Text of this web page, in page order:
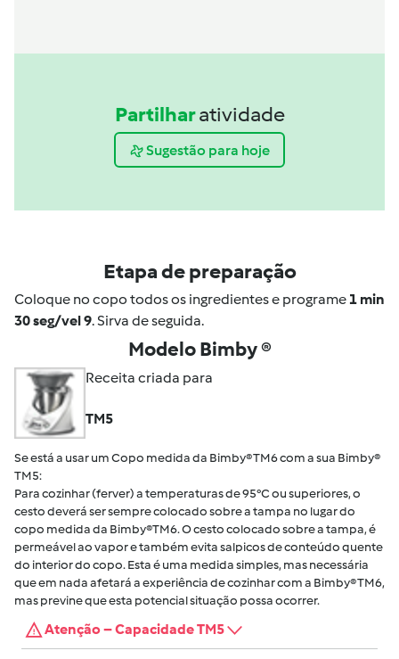
Partilharatividade
Sugestão para hoje
Etapa de preparação
Coloque no copo todos os ingredientes e programe 1 min
30 seg/vel 9. Sirva de seguida.
Modelo Bimby ®
Receita criada para
TM5
Se está a usar um Copo medida da Bimby® TM6 com a sua Bimby®
TM5:
Para cozinhar (ferver) a temperaturas de 95°C ou superiores, o
cesto deverá ser sempre colocado sobre a tampa no lugar do
copo medida da Bimby®TM6. O cesto colocado sobre a tampa, é
permeável ao vapor e também evita salpicos de conteúdo quente
do interior do copo. Esta é uma medida simples, mas necessária
que em nada afetará a experiência de cozinhar com a Bimby® TM6,
mas previne que esta potencial situação possa ocorrer.
Atenção – Capacidade TM5